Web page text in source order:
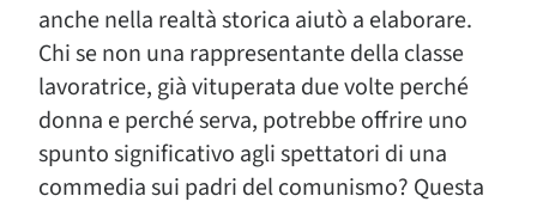
anche nella realtà storica aiutò a elaborare.
Chi se non una rappresentante della classe
lavoratrice, già vituperata due volte perché
donna e perché serva, potrebbe offrire uno
spunto significativo agli spettatori di una
commedia sui padri del comunismo? Questa